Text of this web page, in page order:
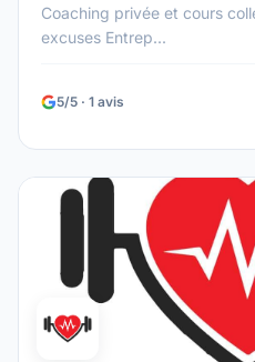
Coaching privée et cours
excuses Entrep...
5/5 · 1 avis